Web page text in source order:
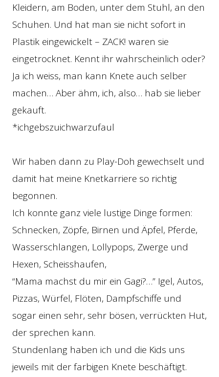
Kleidern, am Boden, unter dem Stuhl, an den
Schuhen. Und hat man sie nicht sofort in
Plastik eingewickelt – ZACK! waren sie
eingetrocknet. Kennt ihr wahrscheinlich oder?
Ja ich weiss, man kann Knete auch selber
machen… Aber ähm, ich, also… hab sie lieber
gekauft.
*ichgebszuichwarzufaul
Wir haben dann zu Play-Doh gewechselt und
damit hat meine Knetkarriere so richtig
begonnen.
Ich konnte ganz viele lustige Dinge formen:
Schnecken, Zöpfe, Birnen und Äpfel, Pferde,
Wasserschlangen, Lollypops, Zwerge und
Hexen, Scheisshaufen,
“Mama machst du mir ein Gagi?…” Igel, Autos,
Pizzas, Würfel, Flöten, Dampfschiffe und
sogar einen sehr, sehr bösen, verrückten Hut,
der sprechen kann.
Stundenlang haben ich und die Kids uns
jeweils mit der farbigen Knete beschäftigt.